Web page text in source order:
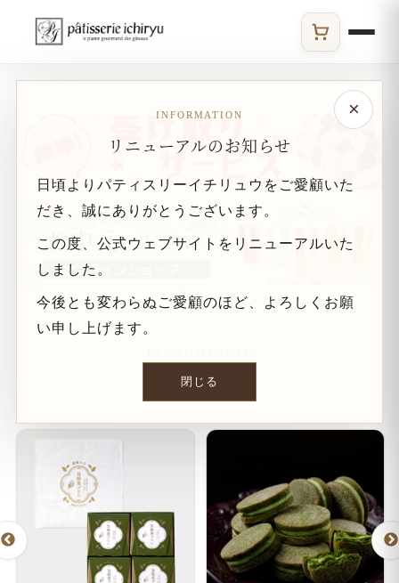
ECサイト
×
INFORMATION
リニューアルのお知らせ
日頃よりパティスリーイチリュウをご愛顧いた
だき、誠にありがとうございます。
この度、公式ウェブサイトをリニューアルいた
しました。
今後とも変わらぬご愛顧のほど、よろしくお願
い申し上げます。
閉じる
福岡・佐賀のケーキ・洋菓
おすすめ